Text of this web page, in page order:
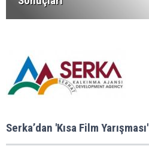
Serka’dan 'Kısa Film Yarışması'